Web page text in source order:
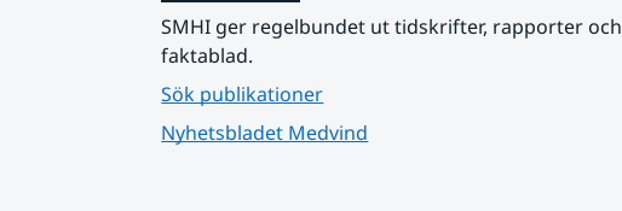
SMHI ger regelbundet ut tidskrifter, rapporter och
faktablad.
Sök publikationer
Nyhetsbladet Medvind